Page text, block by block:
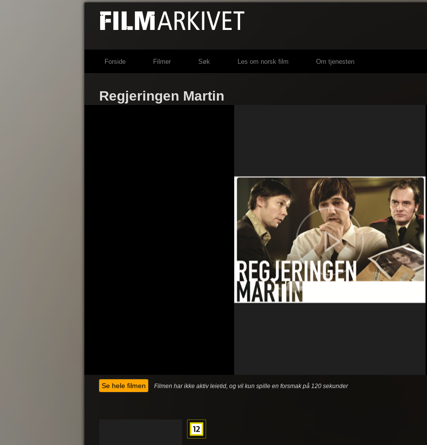
Forside Filmer Søk Les om norsk film Om tjenesten
Regjeringen Martin
Se hele filmen Filmen har ikke aktiv leietid, og vil kun spille en forsmak på 120 sekunder